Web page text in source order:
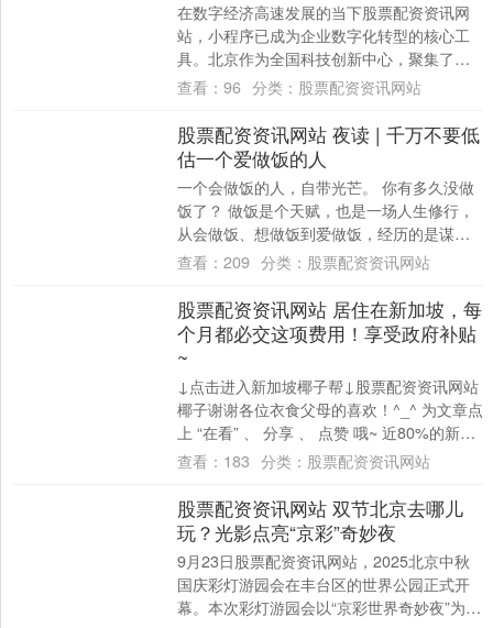
在数字经济高速发展的当下股票配资资讯网
站，小程序已成为企业数字化转型的核心工
具。北京作为全国科技创新中心，聚集了大
量技术服务商，但市场质量参差不齐。本文
查看： 96 分类： 股票配资资讯网站
股票配资资讯网站 夜读 | 千万不要低
估一个爱做饭的人
一个会做饭的人，自带光芒。 你有多久没做
饭了？ 做饭是个天赋，也是一场人生修行，
从会做饭、想做饭到爱做饭，经历的是谋生
到谋爱的成长。 一个会做饭，且享受待在厨
查看： 209 分类： 股票配资资讯网站
股票配资资讯网站 居住在新加坡，每
个月都必交这项费用！享受政府补贴
~
↓点击进入新加坡椰子帮↓股票配资资讯网站
椰子谢谢各位衣食父母的喜欢！^_^ 为文章点
上 “在看” 、 分享 、 点赞 哦~ 近80%的新加
坡人居住在组屋。电梯....
查看： 183 分类： 股票配资资讯网站
股票配资资讯网站 双节北京去哪儿
玩？光影点亮“京彩”奇妙夜
9月23日股票配资资讯网站，2025北京中秋
国庆彩灯游园会在丰台区的世界公园正式开
幕。本次彩灯游园会以“京彩世界奇妙夜”为主